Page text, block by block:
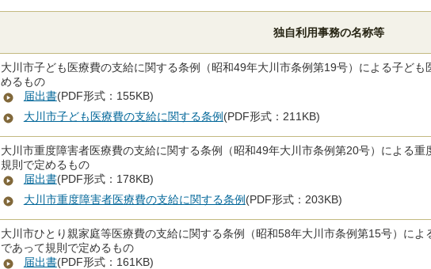
独自利用事務の名称等
大川市子ども医療費の支給に関する条例（昭和49年大川市条例第19号）による子ど
めるもの
届出書(PDF形式：155KB)
大川市子ども医療費の支給に関する条例 (PDF形式：211KB)
大川市重度障害者医療費の支給に関する条例（昭和49年大川市条例第20号）による
規則で定めるもの
届出書(PDF形式：178KB)
大川市重度障害者医療費の支給に関する条例 (PDF形式：203KB)
大川市ひとり親家庭等医療費の支給に関する条例（昭和58年大川市条例第15号）に
であって規則で定めるもの
届出書(PDF形式：161KB)